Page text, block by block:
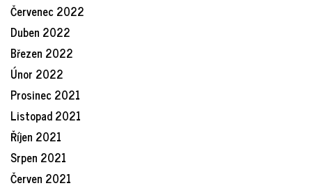
Červenec 2022
Duben 2022
Březen 2022
Únor 2022
Prosinec 2021
Listopad 2021
Říjen 2021
Srpen 2021
Červen 2021